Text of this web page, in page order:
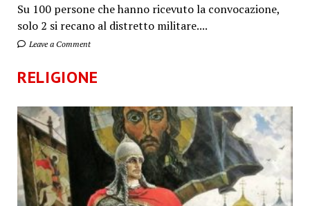
Su 100 persone che hanno ricevuto la convocazione,
solo 2 si recano al distretto militare....
Leave a Comment
RELIGIONE